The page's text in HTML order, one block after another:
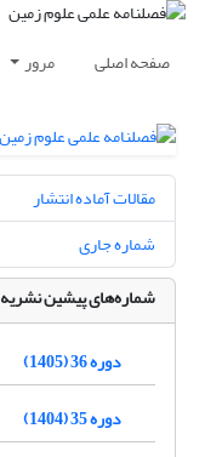
صفحه اصلی مرور
مقالات آماده انتشار
شماره جاری
شماره‌های پیشین نشریه
دوره 36 (1405)
دوره 35 (1404)